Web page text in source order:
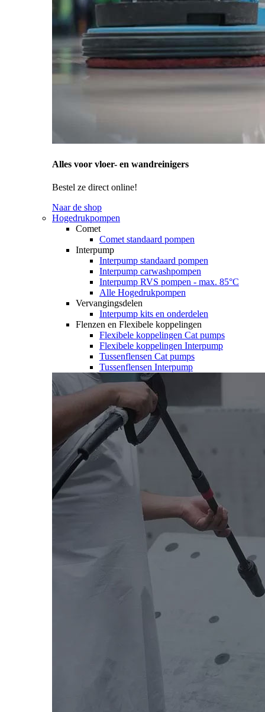
Alles voor vloer- en wandreinigers
Bestel ze direct online!
Naar de shop
Hogedrukpompen
Comet
Comet standaard pompen
Interpump
Interpump standaard pompen
Interpump carwashpompen
Interpump RVS pompen - max. 85°C
Alle Hogedrukpompen
Vervangingsdelen
Interpump kits en onderdelen
Flenzen en Flexibele koppelingen
Flexibele koppelingen Cat pumps
Flexibele koppelingen Interpump
Tussenflensen Cat pumps
Tussenflensen Interpump